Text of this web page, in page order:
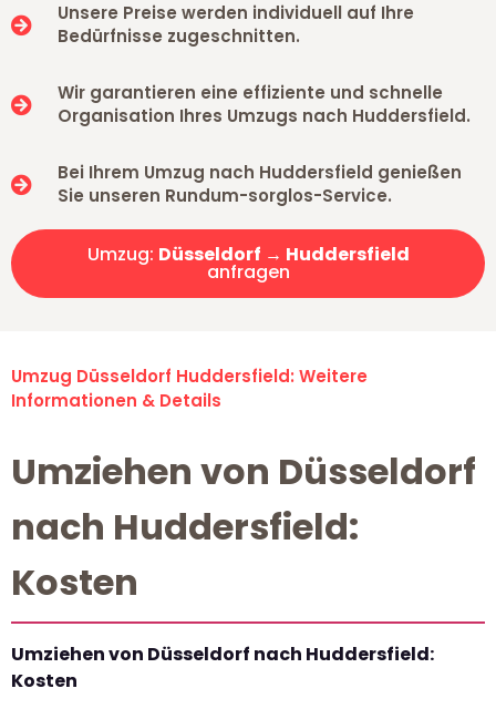
Unsere Preise werden individuell auf Ihre
Bedürfnisse zugeschnitten.
Wir garantieren eine effiziente und schnelle
Organisation Ihres Umzugs nach Huddersfield.
Bei Ihrem Umzug nach Huddersfield genießen
Sie unseren Rundum-sorglos-Service.
Umzug: Düsseldorf → Huddersfield
anfragen
Umzug Düsseldorf Huddersfield: Weitere
Informationen & Details
Umziehen von Düsseldorf
nach Huddersfield:
Kosten
Umziehen von Düsseldorf nach Huddersfield:
Kosten